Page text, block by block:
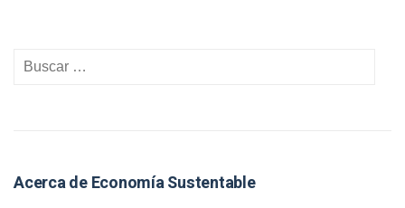
Acerca de Economía Sustentable